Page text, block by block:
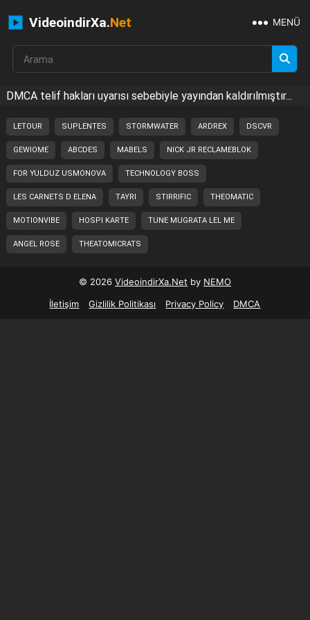
VideoindirXa.Net MENÜ
DMCA telif hakları uyarısı sebebiyle yayından kaldırılmıştır...
LETOUR SUPLENTES STORMWATER ARDREX DSCVR
GEWIOME ABCDES MABELS NICK JR RECLAMEBLOK
FOR YULDUZ USMONOVA TECHNOLOGY BOSS
LES CARNETS D ELENA TAYRI STIRRIFIC THEOMATIC
MOTIONVIBE HOSPI KARTE TUNE MUGRATA LEL ME
ANGEL ROSE THEATOMICRATS
© 2026 VideoindirXa.Net by NEMO
İletişim
Gizlilik Politikası Privacy Policy DMCA